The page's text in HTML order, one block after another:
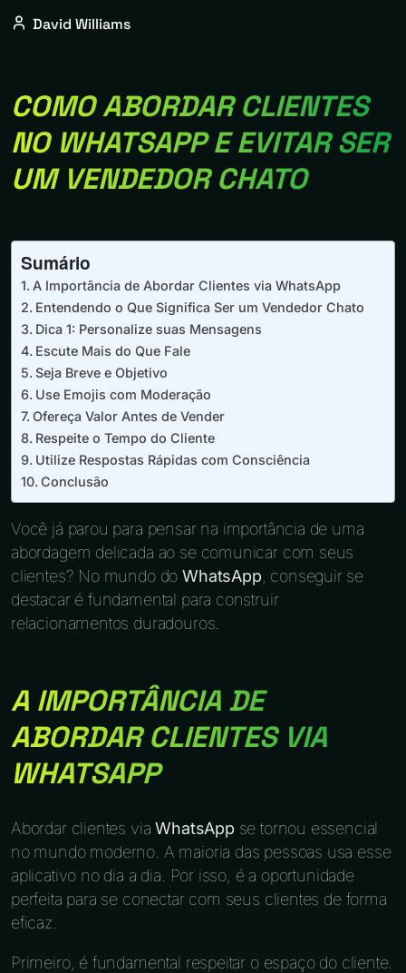
David Williams
COMO ABORDAR CLIENTES
NO WHATSAPP E EVITAR SER
UM VENDEDOR CHATO
Sumário
A Importância de Abordar Clientes via WhatsApp
Entendendo o Que Significa Ser um Vendedor Chato
Dica 1: Personalize suas Mensagens
Escute Mais do Que Fale
Seja Breve e Objetivo
Use Emojis com Moderação
Ofereça Valor Antes de Vender
Respeite o Tempo do Cliente
Utilize Respostas Rápidas com Consciência
Conclusão
Você já parou para pensar na importância de uma
abordagem delicada ao se comunicar com seus
clientes? No mundo doWhatsApp , conseguir se
destacar é fundamental para construir
relacionamentos duradouros.
A IMPORTÂNCIA DE
ABORDAR CLIENTES VIA
WHATSAPP
Abordar clientes viaWhatsApp se tornou essencial
no mundo moderno. A maioria das pessoas usa esse
aplicativo no dia a dia. Por isso, é a oportunidade
perfeita para se conectar com seus clientes de forma
eficaz.
Primeiro, é fundamental respeitar o espaço do cliente.